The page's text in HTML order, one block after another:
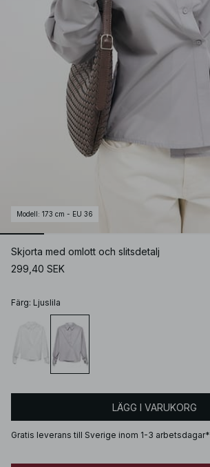
Modell : 173 cm - EU 36
Skjorta med omlott och slitsdetalj
299,40 SEK
Färg: Ljuslila
LÄGG I VARUKORG
Gratis leverans till Sverige inom 1-3 arbetsdagar*